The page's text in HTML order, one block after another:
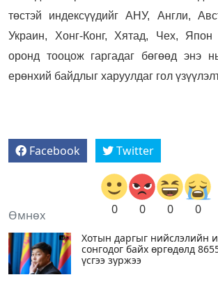
төстэй индексүүдийг АНУ, Англи,
Украин, Хонг-Конг, Хятад, Чех, Япон
оронд тооцож гаргадаг бөгөөд энэ
ерөнхий байдлыг харуулдаг гол
Facebook Twitter
0 0 0 0
Өмнөх
Хотын даргыг нийслэлийн
сонгодог байх өргөдөлд
үсгээ зуржээ